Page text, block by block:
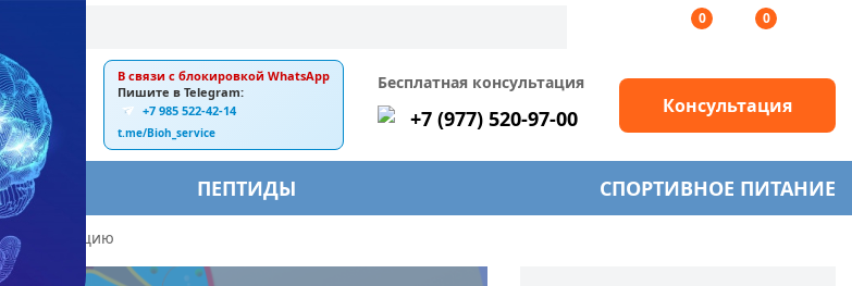
0 0
В связи с блокировкой WhatsApp
Пишите в Telegram:
+7 985 522-42-14
t.me/Bioh_service
Бесплатная консультация
+7 (977) 520-97-00 Консультация
ПЕПТИДЫ СПОРТИВНОЕ ПИТАНИЕ
функцию